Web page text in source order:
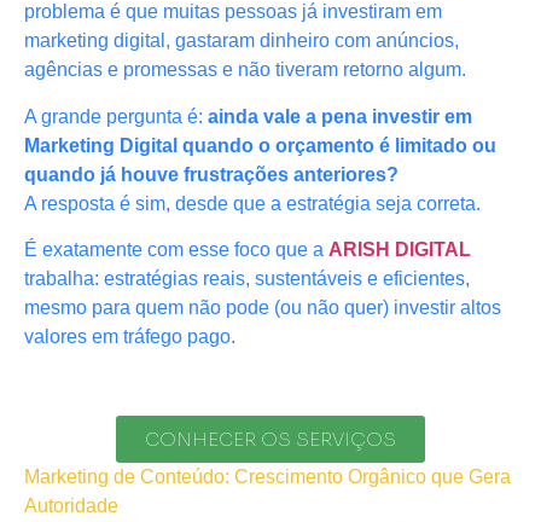
problema é que muitas pessoas já investiram em
marketing digital, gastaram dinheiro com anúncios,
agências e promessas e não tiveram retorno algum.
A grande pergunta é: ainda vale a pena investir em
Marketing Digital quando o orçamento é limitado ou
quando já houve frustrações anteriores?
A resposta é sim, desde que a estratégia seja correta.
É exatamente com esse foco que a ARISH DIGITAL
trabalha: estratégias reais, sustentáveis e eficientes,
mesmo para quem não pode (ou não quer) investir altos
valores em tráfego pago.
CONHECER OS SERVIÇOS
Marketing de Conteúdo: Crescimento Orgânico que Gera
Autoridade